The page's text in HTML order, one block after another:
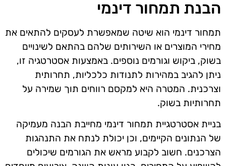
הבנת תמחור דינמי
תמחור דינמי הוא שיטה שמאפשרת לעסקים להתאים את
מחירי המוצרים או השירותים שלהם בהתאם לשינויים
בשוק, ביקוש וגורמים נוספים. באמצעות אסטרטגיה זו,
ניתן להגיב במהירות לתנודות כלכליות, תחרותית
וצרכנית. המטרה היא למקסם רווחים תוך שמירה על
תחרותיות בשוק.
בניית אסטרטגיית תמחור דינמי מחייבת הבנה מעמיקה
של הנתונים הקיימים, וכן יכולת לנתח את התנהגות
הצרכנים. חשוב לקבוע מראש את הגורמים שיכולים